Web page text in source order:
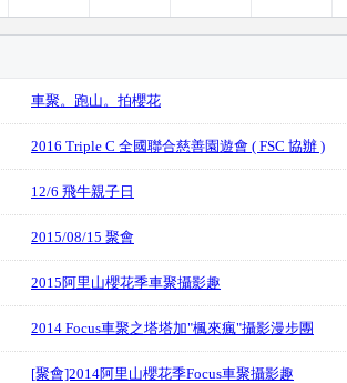
車聚。跑山。拍櫻花
2016 Triple C 全國聯合慈善園遊會 ( FSC 協辦 )
12/6 飛牛親子日
2015/08/15 聚會
2015阿里山櫻花季車聚攝影趣
2014 Focus車聚之塔塔加"楓來瘋"攝影漫步團
[聚會]2014阿里山櫻花季Focus車聚攝影趣